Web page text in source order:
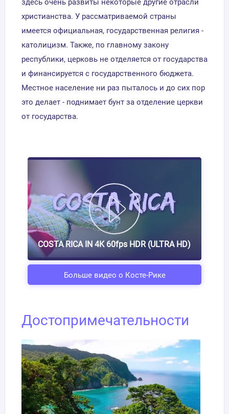
здесь очень развиты некоторые другие отрасли
христианства. У рассматриваемой страны
имеется официальная, государственная религия -
католицизм. Также, по главному закону
республики, церковь не отделяется от государства
и финансируется с государственного бюджета.
Местное население ни раз пыталось и до сих пор
это делает - поднимает бунт за отделение церкви
от государства.
COSTA RICA IN 4K 60fps HDR (ULTRA HD)
Больше видео о Косте-Рике
Достопримечательности